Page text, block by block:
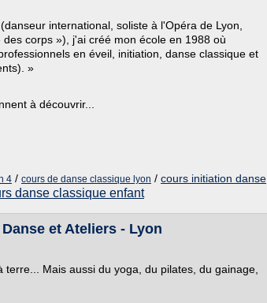
international, soliste à l'Opéra de Lyon,
corps »), j'ai créé mon école en 1988 où
en éveil, initiation, danse classique et
»
à découvrir...
4 / cours de danse classique lyon / cours initiation danse
danse classique enfant
et Ateliers - Lyon
Mais aussi du yoga, du pilates, du gainage,